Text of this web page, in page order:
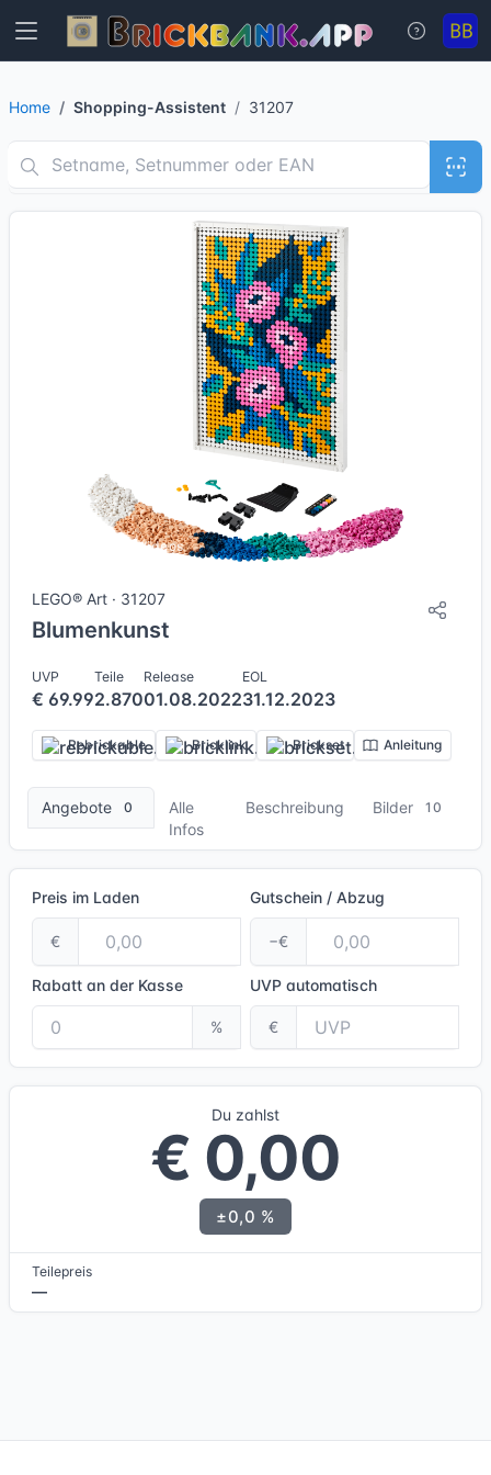
Home Shopping-Assistent 31207
10 Bilder + 2 Videos
LEGO® Art · 31207
Blumenkunst
UVP
€ 69.99
Teile
2.870
Release
01.08.2022
EOL
31.12.2023
Rebrickable Bricklink Brickset Anleitung
Angebote 0
Alle
Infos
Beschreibung Bilder 10
Preis im Laden
€
Gutschein / Abzug
−€
Rabatt an der Kasse
%
UVP automatisch
€
Du zahlst
€ 0,00
±0,0 %
Teilepreis
—